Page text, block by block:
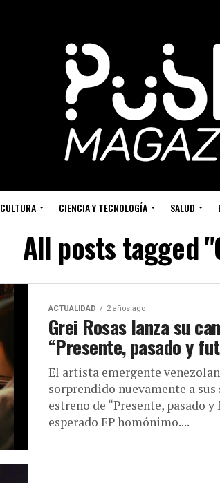
CULTURA CIENCIA Y TECNOLOGÍA SALUD
All posts tagged
ACTUALIDAD 2 años ago
Grei Rosas lanza su
“Presente, pasado y
El artista emergente
sorprendido nuevamente a
estreno de “Presente, pasado
esperado EP homónimo....